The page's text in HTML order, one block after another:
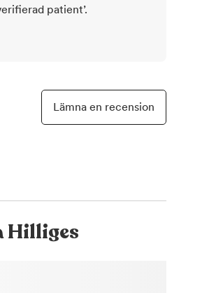
patient’.
Lämna en recension
Hilliges